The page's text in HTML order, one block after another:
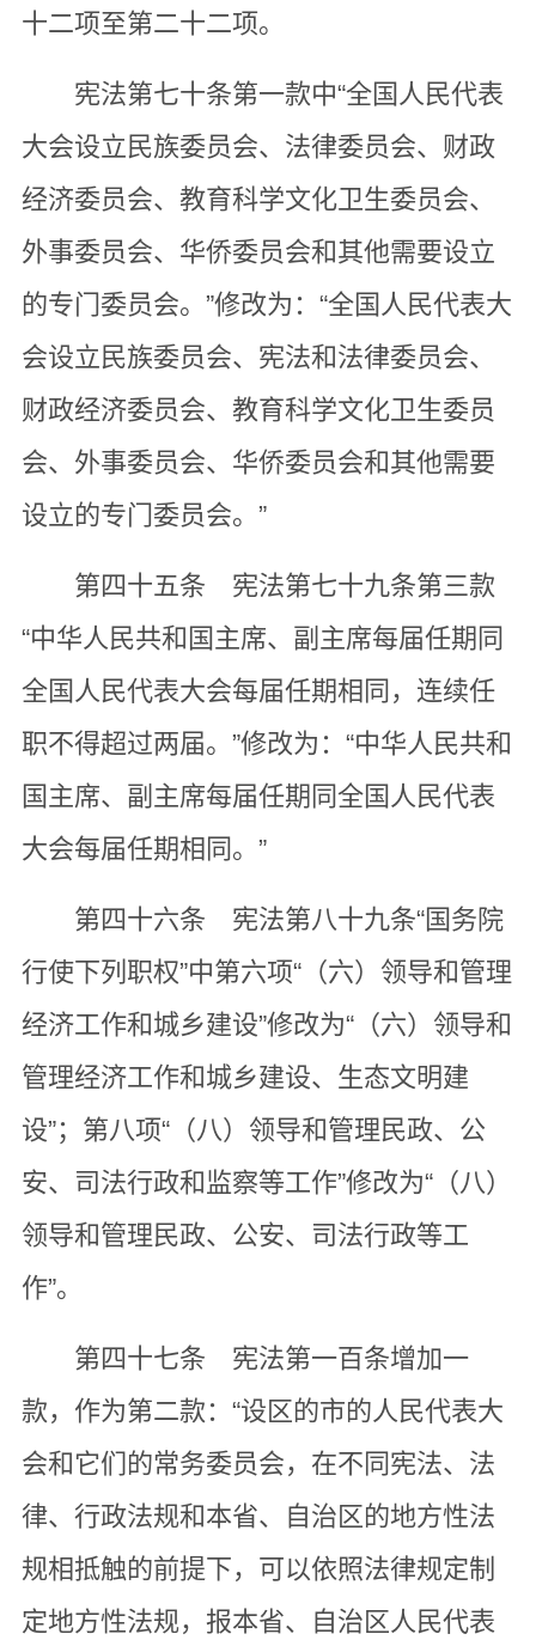
十二项至第二十二项。
宪法第七十条第一款中“全国人民代表
大会设立民族委员会、法律委员会、财政
经济委员会、教育科学文化卫生委员会、
外事委员会、华侨委员会和其他需要设立
的专门委员会。”修改为：“全国人民代表大
会设立民族委员会、宪法和法律委员会、
财政经济委员会、教育科学文化卫生委员
会、外事委员会、华侨委员会和其他需要
设立的专门委员会。”
第四十五条 宪法第七十九条第三款
“中华人民共和国主席、副主席每届任期同
全国人民代表大会每届任期相同，连续任
职不得超过两届。”修改为：“中华人民共和
国主席、副主席每届任期同全国人民代表
大会每届任期相同。”
第四十六条 宪法第八十九条“国务院
行使下列职权”中第六项“（六）领导和管理
经济工作和城乡建设”修改为“（六）领导和
管理经济工作和城乡建设、生态文明建
设”；第八项“（八）领导和管理民政、公
安、司法行政和监察等工作”修改为“（八）
领导和管理民政、公安、司法行政等工
作”。
第四十七条 宪法第一百条增加一
款，作为第二款：“设区的市的人民代表大
会和它们的常务委员会，在不同宪法、法
律、行政法规和本省、自治区的地方性法
规相抵触的前提下，可以依照法律规定制
定地方性法规，报本省、自治区人民代表